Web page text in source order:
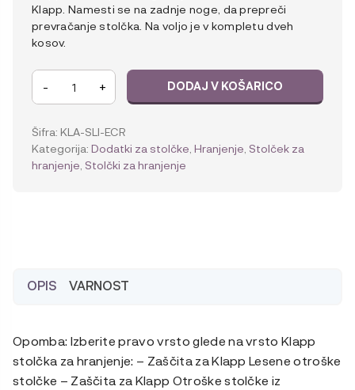
Klapp. Namesti se na zadnje noge, da prepreči
prevračanje stolčka. Na voljo je v kompletu dveh
kosov.
KAOS
Zaščita
nagibanju
za
leseni
- + DODAJ V KOŠARICO
Šifra: KLA-SLI-ECR
Kategorija: Dodatki za stolčke Hranjenje Stolček za
hranjenje Stolčki za hranjenje
OPIS VARNOST
Opomba: Izberite pravo vrsto glede na vrsto Klapp
stolčka za hranjenje: – Zaščita za Klapp Lesene otroške
stolčke – Zaščita za Klapp Otroške stolčke iz